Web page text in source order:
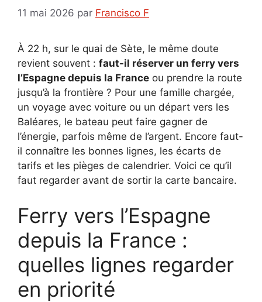
11 mai 2026 par Francisco F
À 22 h, sur le quai de Sète, le même doute
revient souvent : faut-il réserver un ferry vers
l’Espagne depuis la France ou prendre la route
jusqu’à la frontière ? Pour une famille chargée,
un voyage avec voiture ou un départ vers les
Baléares, le bateau peut faire gagner de
l’énergie, parfois même de l’argent. Encore faut-
il connaître les bonnes lignes, les écarts de
tarifs et les pièges de calendrier. Voici ce qu’il
faut regarder avant de sortir la carte bancaire.
Ferry vers l’Espagne
depuis la France :
quelles lignes regarder
en priorité